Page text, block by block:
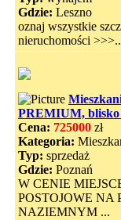
Gdzie: Leszno
oznaj wszystkie
nieruchomości
PREMIUM,
Cena: 725000 zł
Kategoria:
Typ: sprzedaż
Gdzie: Poznań
W CENIE
POSTOJOWE NA
NAZIEMNYM ...